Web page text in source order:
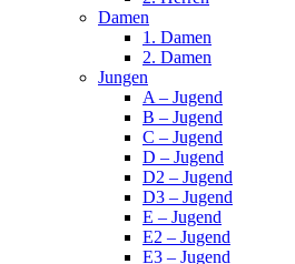
Damen
1. Damen
2. Damen
Jungen
A – Jugend
B – Jugend
C – Jugend
D – Jugend
D2 – Jugend
D3 – Jugend
E – Jugend
E2 – Jugend
E3 – Jugend